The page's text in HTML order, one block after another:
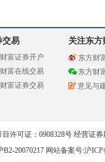
交易
富证券开户
富在线交易
富证券交易
关注东方
东方财
东方财
意见与
许可证：0908328号 经营证
B2-20070217 网站备案号:沪